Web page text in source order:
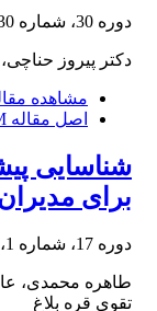
دوره 30، شماره 30، 1386
دکتر پیروز
مشاهده
اصل مقاله
شناسایی
برای
دوره 17، شماره 1، 1404، صفحه
طاهره محمدی،
تقوی قره بلاغ